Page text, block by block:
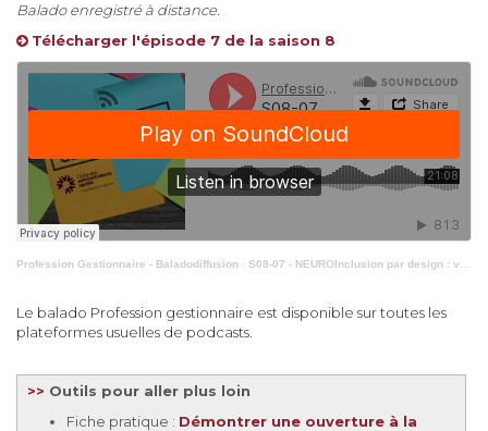
Balado enregistré à distance.
Télécharger l'épisode 7 de la saison 8
Profession Gestionnaire - Baladodiffusion · S08-07 - NEUROInclusion par design : vers une NEUROInclusion systématique et systémique
Le balado Profession gestionnaire est disponible sur toutes les
plateformes usuelles de podcasts.
>> Outils pour aller plus loin
Fiche pratique : Démontrer une ouverture à la